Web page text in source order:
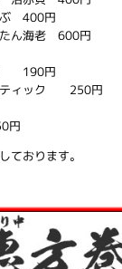
400円
海老 600円
190円
ィック 250円
円
ております。